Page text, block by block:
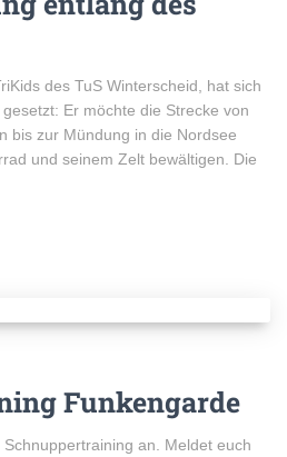
des TuS Winterscheid, hat sich
Er möchte die Strecke von
bis zur Mündung in die Nordsee
und seinem Zelt bewältigen. Die
Funkengarde
an. Meldet euch